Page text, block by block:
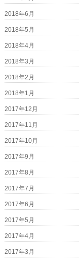
2018年6月
2018年5月
2018年4月
2018年3月
2018年2月
2018年1月
2017年12月
2017年11月
2017年10月
2017年9月
2017年8月
2017年7月
2017年6月
2017年5月
2017年4月
2017年3月